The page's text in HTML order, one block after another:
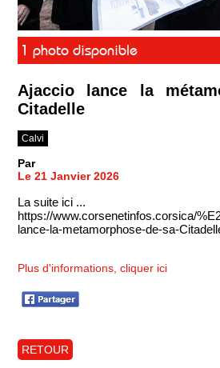
1 photo disponible
Ajaccio lance la
Citadelle
Calvi
Par
Le 21 Janvier 2026
La suite ici ...
https://www.corsenetinfos.corsica/
lance-la-metamorphose-de-sa-
Plus d'informations, cliquer ici
RETOUR